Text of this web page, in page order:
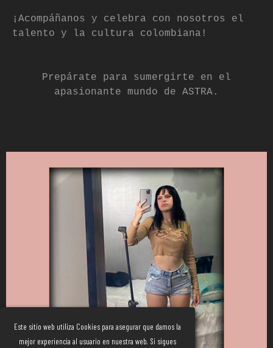
Este sitio web utiliza Cookies para asegurar que damos la
mejor experiencia al usuario en nuestra web. Si sigues
¡Acompáñanos y celebra con nosotros el
talento y la cultura colombiana!
Prepárate para sumergirte en el
apasionante mundo de ASTRA.